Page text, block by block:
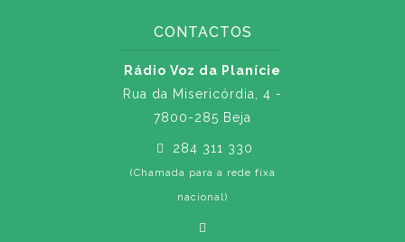
CONTACTOS
Rádio Voz da Planície
Rua da Misericórdia, 4 -
7800-285 Beja
284 311 330
(Chamada para a rede fixa
nacional)